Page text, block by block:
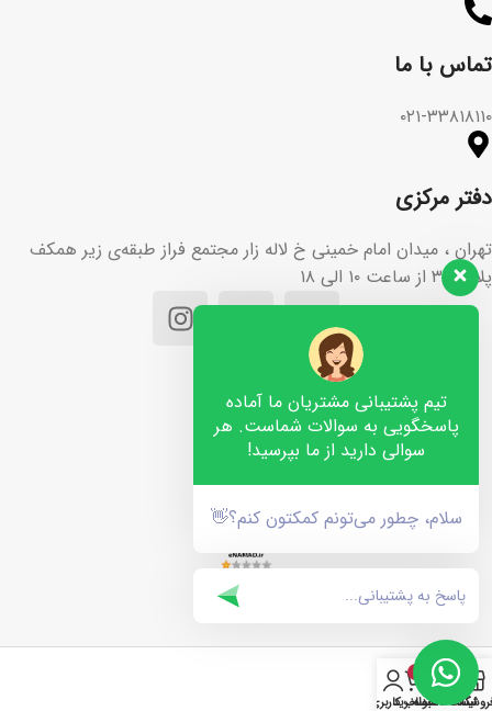
تماس با ما​
۰۲۱-۳۳۸۱۸۱۱۰
دفتر مرکزی
تهران ، میدان امام خمینی خ لاله زار مجتمع فراز طبقه‌ی زیر همکف
پلاک ۳۶ از ساعت ۱۰ الی ۱۸
تیم پشتیبانی مشتریان ما آماده
پاسخگویی به سوالات شماست. هر
سوالی دارید از ما بپرسید!
سلام، چطور می‌تونم کمکتون کنم؟👋
لیست دلخواه
۰
سبد خرید
حساب کاربری من